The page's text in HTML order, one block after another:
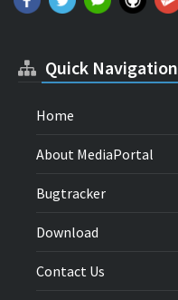
Quick Navigation
Home
About MediaPortal
Bugtracker
Download
Contact Us